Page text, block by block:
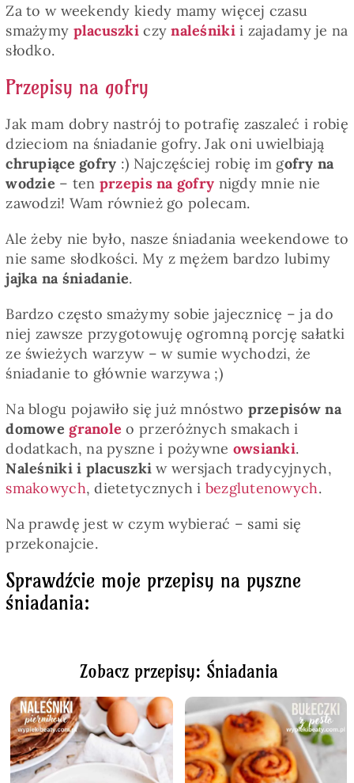
Za to w weekendy kiedy mamy więcej czasu
smażymy placuszki czynaleśnikii zajadamy je na
słodko.
Przepisy na gofry
Jak mam dobry nastrój to potrafię zaszaleć i robię
dzieciom na śniadanie gofry. Jak oni uwielbiają
chrupiące gofry :) Najczęściej robię im gofry na
wodzie – ten przepis na gofry nigdy mnie nie
zawodzi! Wam również go polecam.
Ale żeby nie było, nasze śniadania weekendowe to
nie same słodkości. My z mężem bardzo lubimy
jajka na śniadanie.
Bardzo często smażymy sobie jajecznicę – ja do
niej zawsze przygotowuję ogromną porcję sałatki
ze świeżych warzyw – w sumie wychodzi, że
śniadanie to głównie warzywa ;)
Na blogu pojawiło się już mnóstwo przepisów na
domowe granole o przeróżnych smakach i
dodatkach, na pyszne i pożywne owsianki.
Naleśniki i placuszki w wersjach tradycyjnych,
smakowych, dietetycznych i bezglutenowych.
Na prawdę jest w czym wybierać – sami się
przekonajcie.
Sprawdźcie moje przepisy na pyszne
śniadania:
Zobacz przepisy: Śniadania